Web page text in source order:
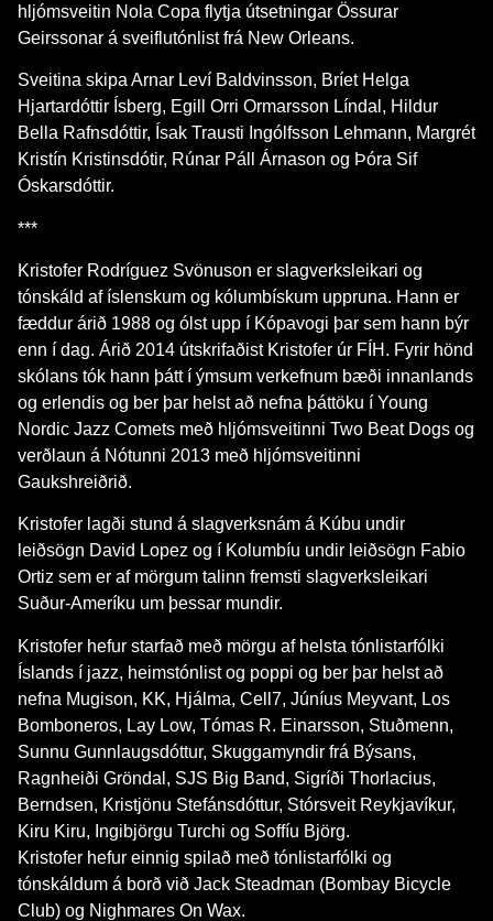
hljómsveitin Nola Copa flytja útsetningar Össurar
Geirssonar á sveiflutónlist frá New Orleans.
Sveitina skipa Arnar Leví Baldvinsson, Bríet Helga
Hjartardóttir Ísberg, Egill Orri Ormarsson Líndal, Hildur
Bella Rafnsdóttir, Ísak Trausti Ingólfsson Lehmann, Margrét
Kristín Kristinsdótir, Rúnar Páll Árnason og Þóra Sif
Óskarsdóttir.
***
Kristofer Rodríguez Svönuson er slagverksleikari og
tónskáld af íslenskum og kólumbískum uppruna. Hann er
fæddur árið 1988 og ólst upp í Kópavogi þar sem hann býr
enn í dag. Árið 2014 útskrifaðist Kristofer úr FÍH. Fyrir hönd
skólans tók hann þátt í ýmsum verkefnum bæði innanlands
og erlendis og ber þar helst að nefna þáttöku í Young
Nordic Jazz Comets með hljómsveitinni Two Beat Dogs og
verðlaun á Nótunni 2013 með hljómsveitinni
Gaukshreiðrið.
Kristofer lagði stund á slagverksnám á Kúbu undir
leiðsögn David Lopez og í Kolumbíu undir leiðsögn Fabio
Ortiz sem er af mörgum talinn fremsti slagverksleikari
Suður-Ameríku um þessar mundir.
Kristofer hefur starfað með mörgu af helsta tónlistarfólki
Íslands í jazz, heimstónlist og poppi og ber þar helst að
nefna Mugison, KK, Hjálma, Cell7, Júníus Meyvant, Los
Bomboneros, Lay Low, Tómas R. Einarsson, Stuðmenn,
Sunnu Gunnlaugsdóttur, Skuggamyndir frá Býsans,
Ragnheiði Gröndal, SJS Big Band, Sigríði Thorlacius,
Berndsen, Kristjönu Stefánsdóttur, Stórsveit Reykjavíkur,
Kiru Kiru, Ingibjörgu Turchi og Soffíu Björg.
Kristofer hefur einnig spilað með tónlistarfólki og
tónskáldum á borð við Jack Steadman (Bombay Bicycle
Club) og Nighmares On Wax.